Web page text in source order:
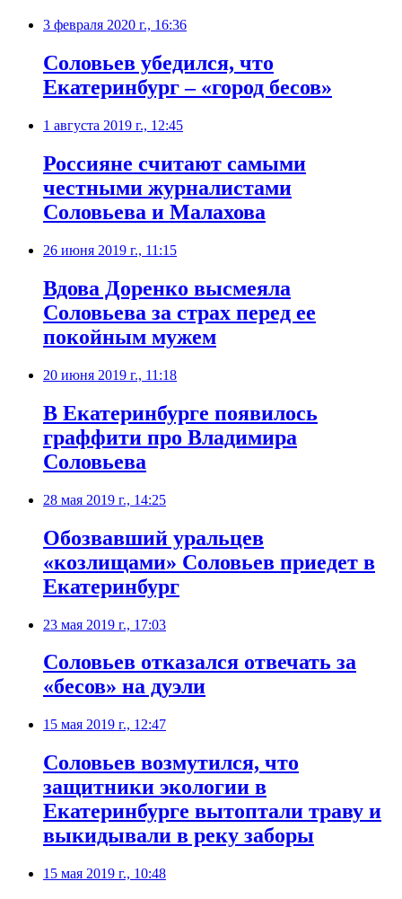
3 февраля 2020 г., 16:36
Соловьев убедился, что
Екатеринбург – «город бесов»
1 августа 2019 г., 12:45
Россияне считают самыми
честными журналистами
Соловьева и Малахова
26 июня 2019 г., 11:15
Вдова Доренко высмеяла
Соловьева за страх перед ее
покойным мужем
20 июня 2019 г., 11:18
В Екатеринбурге появилось
граффити про Владимира
Соловьева
28 мая 2019 г., 14:25
Обозвавший уральцев
«козлищами» Соловьев приедет в
Екатеринбург
23 мая 2019 г., 17:03
Соловьев отказался отвечать за
«бесов» на дуэли
15 мая 2019 г., 12:47
​Соловьев возмутился, что
защитники экологии в
Екатеринбурге вытоптали траву и
выкидывали в реку заборы
15 мая 2019 г., 10:48